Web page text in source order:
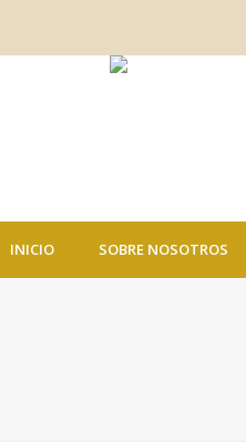
INICIO SOBRE NOSOTROS